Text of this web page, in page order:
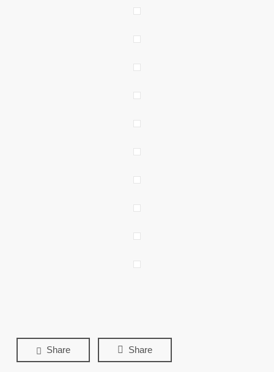
Share Share